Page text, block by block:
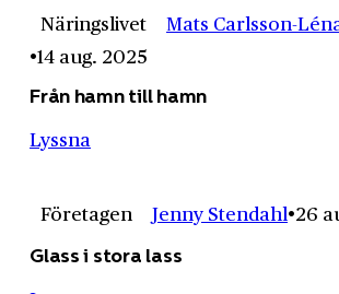
Näringslivet
Mats Carlsson-
14 aug. 2025
Från hamn till hamn
Lyssna
Företagen Jenny Stendahl 26
Glass i stora lass